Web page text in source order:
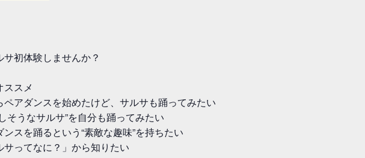
初体験しませんか？
ススメ
ペアダンスを始めたけど、サルサも踊ってみたい
そうなサルサ”を自分も踊ってみたい
ンスを踊るという“素敵な趣味”を持ちたい
サってなに？」から知りたい